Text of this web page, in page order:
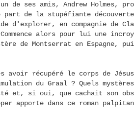
de ses amis, Andrew Holmes,
de la stupéfiante
d'explorer, en compagnie
alors pour lui une
de Montserrat en Espagne,
avoir récupéré le corps de
du Graal ? Quels
et, si oui, que cachait son
apporte dans ce roman